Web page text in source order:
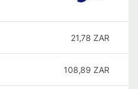
21,78 ZAR
108,89 ZAR